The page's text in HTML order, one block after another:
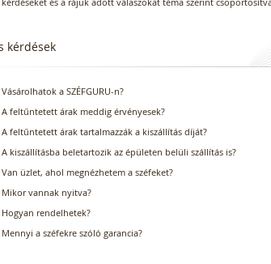
kérdések
Vásárolhatok a SZÉFGURU-n?
A feltűntetett árak meddig érvényesek?
A feltűntetett árak tartalmazzák a kiszállítás díját?
A kiszállításba beletartozik az épületen belüli szállítás is?
Van üzlet, ahol megnézhetem a széfeket?
Mikor vannak nyitva?
Hogyan rendelhetek?
Mennyi a széfekre szóló garancia?